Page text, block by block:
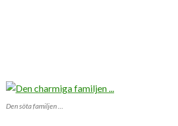
Den söta familjen …